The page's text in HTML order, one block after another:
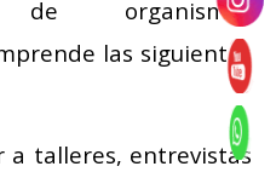
organismos
las siguientes
a talleres, entrevistas